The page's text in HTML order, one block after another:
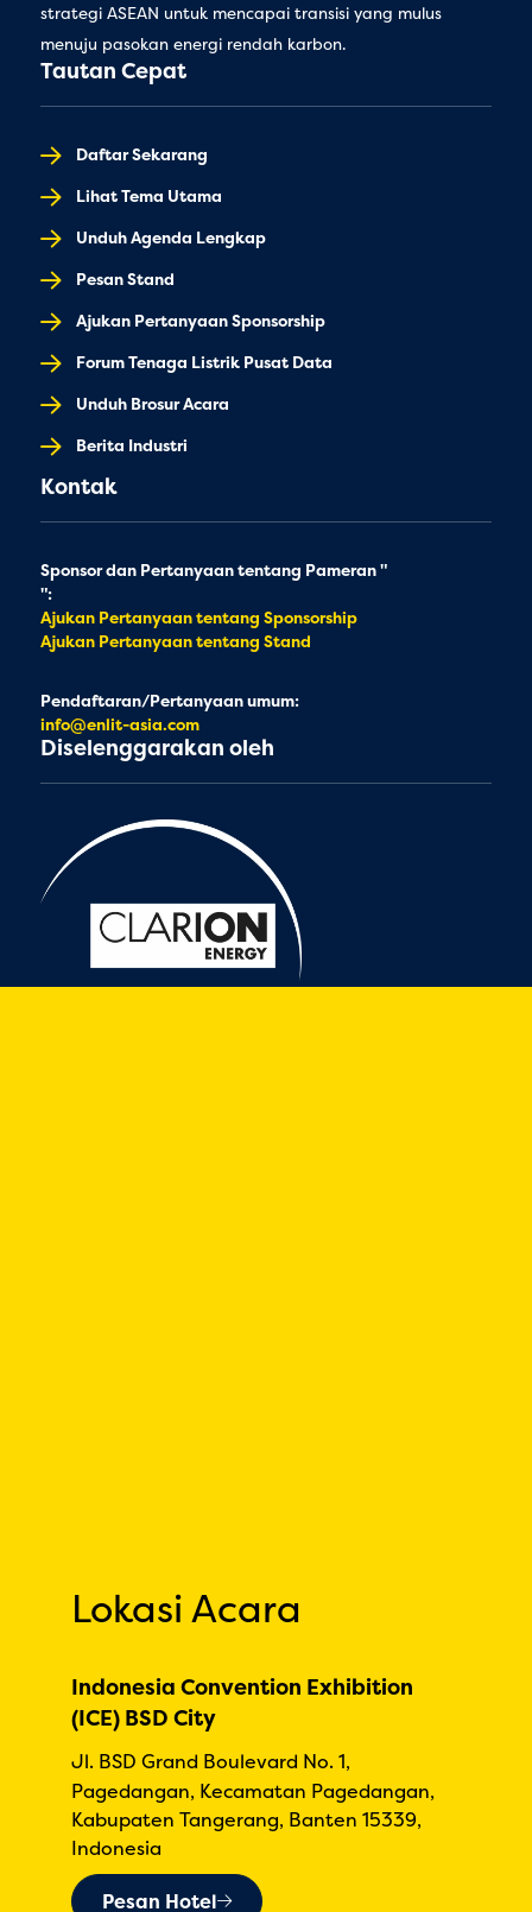
strategi ASEAN untuk mencapai transisi yang mulus
menuju pasokan energi rendah karbon.
Tautan Cepat
Daftar Sekarang
Lihat Tema Utama
Unduh Agenda Lengkap
Pesan Stand
Ajukan Pertanyaan Sponsorship
Forum Tenaga Listrik Pusat Data
Unduh Brosur Acara
Berita Industri
Kontak
Sponsor dan Pertanyaan tentang Pameran "
":
Ajukan Pertanyaan tentang Sponsorship
Ajukan Pertanyaan tentang Stand
Pendaftaran/Pertanyaan umum:
info@enlit-asia.com
Diselenggarakan oleh
Lokasi Acara
Indonesia Convention Exhibition
(ICE) BSD City
Jl. BSD Grand Boulevard No. 1,
Pagedangan, Kecamatan Pagedangan,
Kabupaten Tangerang, Banten 15339,
Indonesia
Pesan Hotel